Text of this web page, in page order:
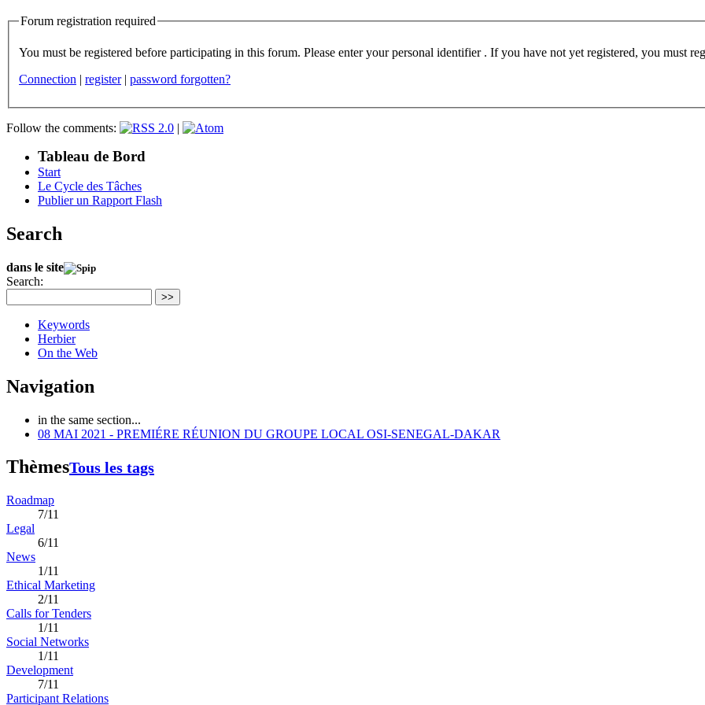
Forum registration required
You must be registered before participating in this forum. Please enter your personal identifier . If you have not yet registered, you
Connection | register | password forgotten?
Follow the comments: |
Tableau de Bord
Start
Le Cycle des Tâches
Publier un Rapport Flash
Search
dans le site
Search:
>>
Keywords
Herbier
On the Web
Navigation
in the same section...
08 MAI 2021 - PREMIÉRE RÉUNION DU GROUPE LOCAL OSI-SENEGAL-DAKAR
ThèmesTous les tags
Roadmap
7/11
Legal
6/11
News
1/11
Ethical Marketing
2/11
Calls for Tenders
1/11
Social Networks
1/11
Development
7/11
Participant Relations